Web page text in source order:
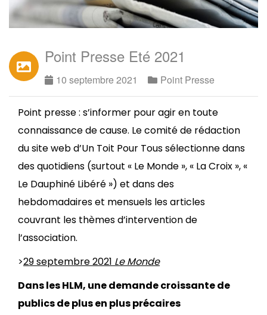
Point Presse Eté 2021
10 septembre 2021 Point Presse
Point presse : s’informer pour agir en toute
connaissance de cause. Le comité de rédaction
du site web d’Un Toit Pour Tous sélectionne dans
des quotidiens (surtout « Le Monde », « La Croix », «
Le Dauphiné Libéré ») et dans des
hebdomadaires et mensuels les articles
couvrant les thèmes d’intervention de
l’association.
>29 septembre 2021 Le Monde
Dans les HLM, une demande croissante de
publics de plus en plus précaires